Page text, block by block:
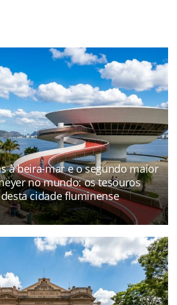
à beira-mar e o segundo maior
no mundo: os tesouros
cidade fluminense